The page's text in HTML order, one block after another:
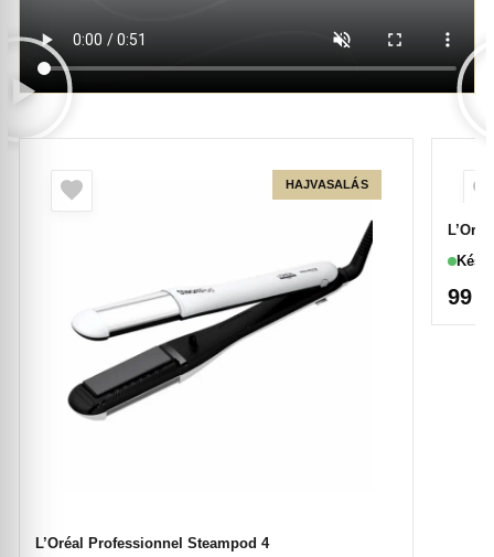
HAJVASALÁS
L’Oréal Professionnel Steampod 4
99